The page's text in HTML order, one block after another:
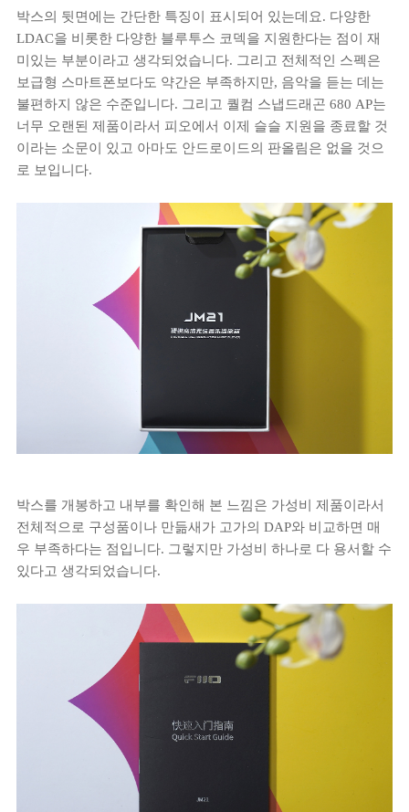
박스의 뒷면에는 간단한 특징이 표시되어 있는데요. 다양한
LDAC을 비롯한 다양한 블루투스 코덱을 지원한다는 점이 재
미있는 부분이라고 생각되었습니다. 그리고 전체적인 스펙은
보급형 스마트폰보다도 약간은 부족하지만, 음악을 듣는 데는
불편하지 않은 수준입니다. 그리고 퀄컴 스냅드래곤 680 AP는
너무 오랜된 제품이라서 피오에서 이제 슬슬 지원을 종료할 것
이라는 소문이 있고 아마도 안드로이드의 판올림은 없을 것으
로 보입니다.
박스를 개봉하고 내부를 확인해 본 느낌은 가성비 제품이라서
전체적으로 구성품이나 만듦새가 고가의 DAP와 비교하면 매
우 부족하다는 점입니다. 그렇지만 가성비 하나로 다 용서할 수
있다고 생각되었습니다.